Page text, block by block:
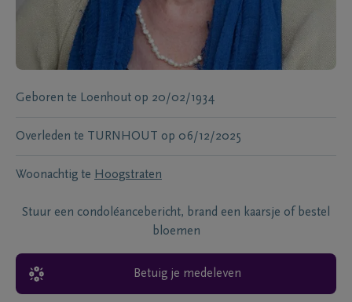
Geboren te Loenhout op 20/02/1934
Overleden te TURNHOUT op 06/12/2025
Woonachtig te Hoogstraten
Stuur een condoléancebericht, brand een kaarsje of bestel
bloemen
Betuig je medeleven